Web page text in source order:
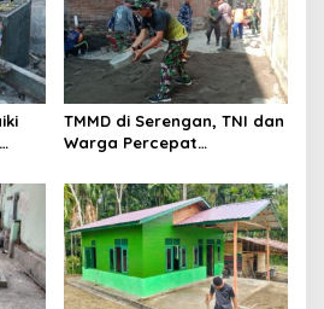
TMMD di Serengan, TNI dan
Warga Percepat